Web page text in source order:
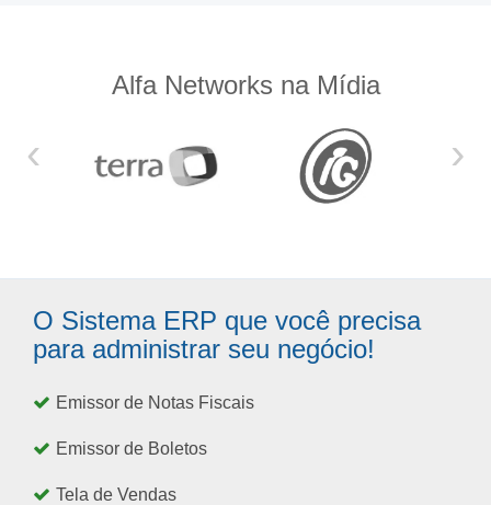
Alfa Networks na Mídia
‹ ›
O Sistema ERP que você precisa
para administrar seu negócio!
Emissor de Notas Fiscais
Emissor de Boletos
Tela de Vendas